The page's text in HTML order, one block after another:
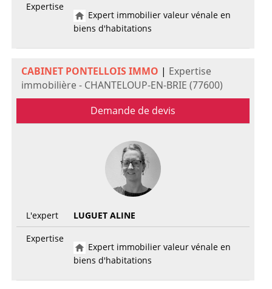
Expertise
Expert immobilier valeur vénale en
biens d'habitations
CABINET PONTELLOIS IMMO | Expertise
immobilière - CHANTELOUP-EN-BRIE (77600)
Demande de devis
L'expert
LUGUET ALINE
Expertise
Expert immobilier valeur vénale en
biens d'habitations